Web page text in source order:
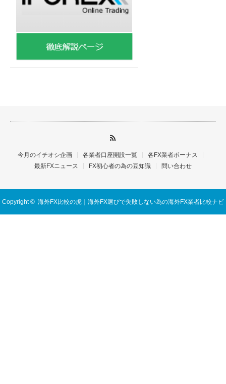
今月のイチオシ企画 各業者口座開設一覧
各FX業者ボーナス
最新FXニュース
FX初心者の為の豆知識 問い合わせ
Copyright © 海外FX比較の虎｜海外FX選びで失敗しない為の海外FX業者比較ナビ